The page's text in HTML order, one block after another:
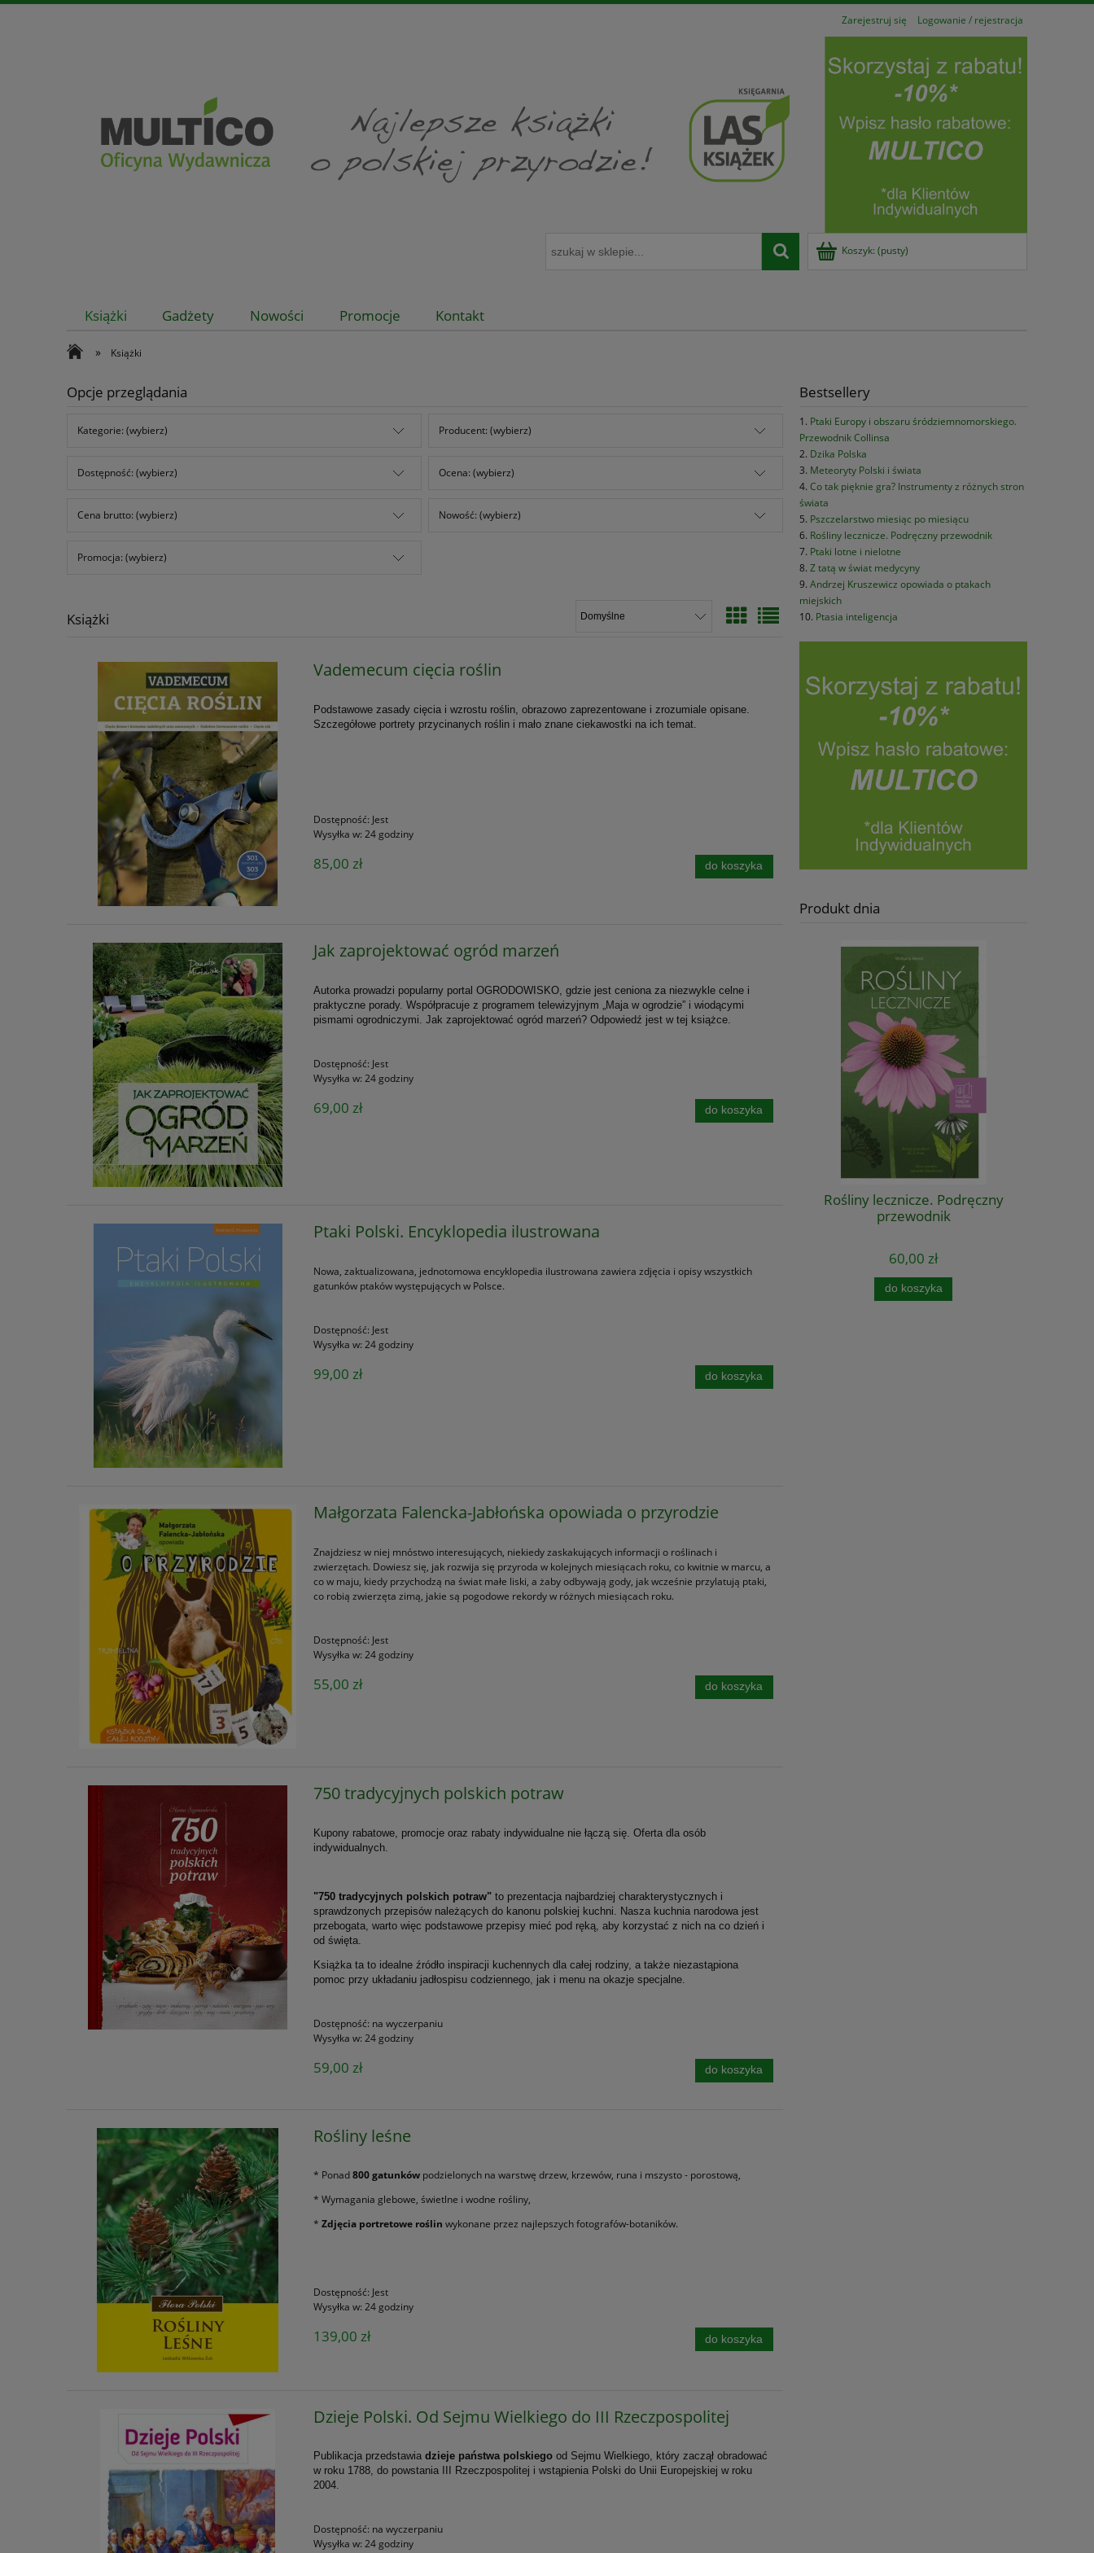
Zarejestruj się Logowanie / rejestracja
Koszyk: (pusty)
Książki Gadżety Nowości Promocje Kontakt
» Książki
Opcje przeglądania
Kategorie: (wybierz) Producent: (wybierz)
Dostępność: (wybierz) Ocena: (wybierz)
Cena brutto: (wybierz) Nowość: (wybierz)
Promocja: (wybierz)
Książki
Vademecum cięcia roślin
Podstawowe zasady cięcia i wzrostu roślin, obrazowo zaprezentowane i zrozumiale opisane.
Szczegółowe portrety przycinanych roślin i mało znane ciekawostki na ich temat.
Dostępność: Jest
Wysyłka w: 24 godziny
85,00 zł do koszyka
Jak zaprojektować ogród marzeń
Autorka prowadzi popularny portal OGRODOWISKO, gdzie jest ceniona za niezwykle celne i
praktyczne porady. Współpracuje z programem telewizyjnym „Maja w ogrodzie” i wiodącymi
pismami ogrodniczymi. Jak zaprojektować ogród marzeń? Odpowiedź jest w tej książce
Dostępność: Jest
Wysyłka w: 24 godziny
69,00 zł do koszyka
Ptaki Polski. Encyklopedia ilustrowana
Nowa, zaktualizowana, jednotomowa encyklopedia ilustrowana zawiera zdjęcia i opisy wszystkich
gatunków ptaków występujących w Polsce.
Dostępność: Jest
Wysyłka w: 24 godziny
99,00 zł do koszyka
Małgorzata Falencka-Jabłońska opowiada o przyrodzie
Znajdziesz w niej mnóstwo interesujących, niekiedy zaskakujących informacji o roślinach i
zwierzętach. Dowiesz się, jak rozwija się przyroda w kolejnych miesiącach roku, co kwitnie w marcu, a
co w maju, kiedy przychodzą na świat małe liski, a żaby odbywają gody, jak wcześnie przylatują ptaki,
co robią zwierzęta zimą, jakie są pogodowe rekordy w różnych miesiącach roku.
Dostępność: Jest
Wysyłka w: 24 godziny
55,00 zł do koszyka
750 tradycyjnych polskich potraw
Kupony rabatowe, promocje oraz rabaty indywidualne nie łączą się. Oferta dla osób
indywidualnych.
"750 tradycyjnych polskich potraw"to prezentacja najbardziej charakterystycznych i
sprawdzonych przepisów należących do kanonu polskiej kuchni. Nasza kuchnia narodowa jest
przebogata, warto więc podstawowe przepisy mieć pod ręką, aby korzystać z nich na co dzień i
od święta.
Książka ta to idealne źródło inspiracji kuchennych dla całej rodziny, a także niezastąpiona
pomoc przy układaniu jadłospisu codziennego, jak i menu na okazje specjalne.
Dostępność: na wyczerpaniu
Wysyłka w: 24 godziny
59,00 zł do koszyka
Rośliny leśne
* Ponad800 gatunków podzielonych na warstwę drzew, krzewów, runa i mszysto - porostową,
* Wymagania glebowe, świetlne i wodne rośliny,
*Zdjęcia portretowe roślin wykonane przez najlepszych fotografów-botaników.
Dostępność: Jest
Wysyłka w: 24 godziny
139,00 zł do koszyka
Dzieje Polski. Od Sejmu Wielkiego do III Rzeczpospolitej
Publikacja przedstawiadzieje państwa polskiego od Sejmu Wielkiego, który zaczął obradować
w roku 1788, do powstania III Rzeczpospolitej i wstąpienia Polski do Unii Europejskiej w roku
2004.
Dostępność: na wyczerpaniu
Wysyłka w: 24 godziny
Bestsellery
Ptaki Europy i obszaru śródziemnomorskiego.
Przewodnik Collinsa
Dzika Polska
Meteoryty Polski i świata
Co tak pięknie gra? Instrumenty z różnych stron
świata
Pszczelarstwo miesiąc po miesiącu
Rośliny lecznicze. Podręczny przewodnik
Ptaki lotne i nielotne
Z tatą w świat medycyny
Andrzej Kruszewicz opowiada o ptakach
miejskich
Ptasia inteligencja
Produkt dnia
Rośliny lecznicze. Podręczny
przewodnik
60,00 zł
do koszyka